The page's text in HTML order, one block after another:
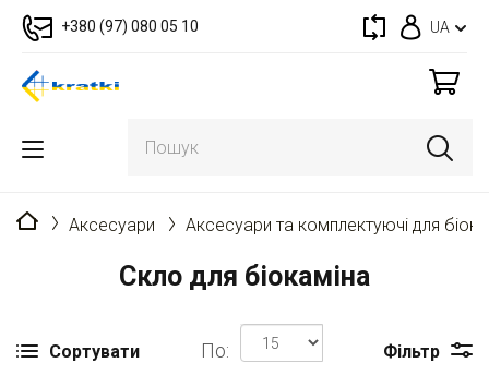
+380 (97) 080 05 10 UA
Головна
Аксесуари Аксесуари та комплектуючі для
Скло для біокаміна
Сортувати По: Фільтр